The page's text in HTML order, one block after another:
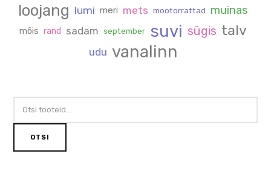
loojang lumi meri mets mootorrattad muinas
mõis rand sadam september suvi sügis talv
udu vanalinn
OTSI